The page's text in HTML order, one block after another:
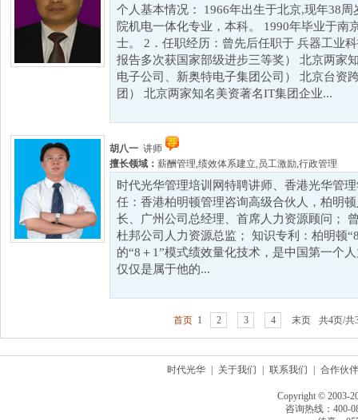
个人基本情况： 1966年出生于北京,现年38
院机电一体化专业，本科。 1990年毕业于南
士。 2．任职经历：曾先后任职于 兵器工业
报告多次获国家部级进步三等奖） 北京两家
电子公司、新奥特电子集团公司） 北京台资
团） 北京两家知名美资著名IT集团企业...
胡八一 讲师
擅长领域： 薪酬管理,绩效体系建立, 员工激励,行政管理
时代光华管理培训网特聘讲师、香港光华管
任：香港柏明顿管理咨询高级合伙人，柏明
长、广州公司总经理、首席人力资源顾问；
杜邦公司人力资源总监； 知识专利：柏明顿
的“8＋1”模式绩效量化技术，是中国第一个
仅仅是属于他的...
首页 1 2 3 4 末页 共4页/共
时代光华 关于我们 联系我们 合作伙伴
Copyright © 2003-
咨询热线：400-